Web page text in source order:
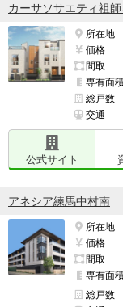
カーサソサエティ祖
所在地
価格
間取
専有面
総戸数
交通
公式サイト
アネシア練馬中村南
所在地
価格
間取
専有面
総戸数